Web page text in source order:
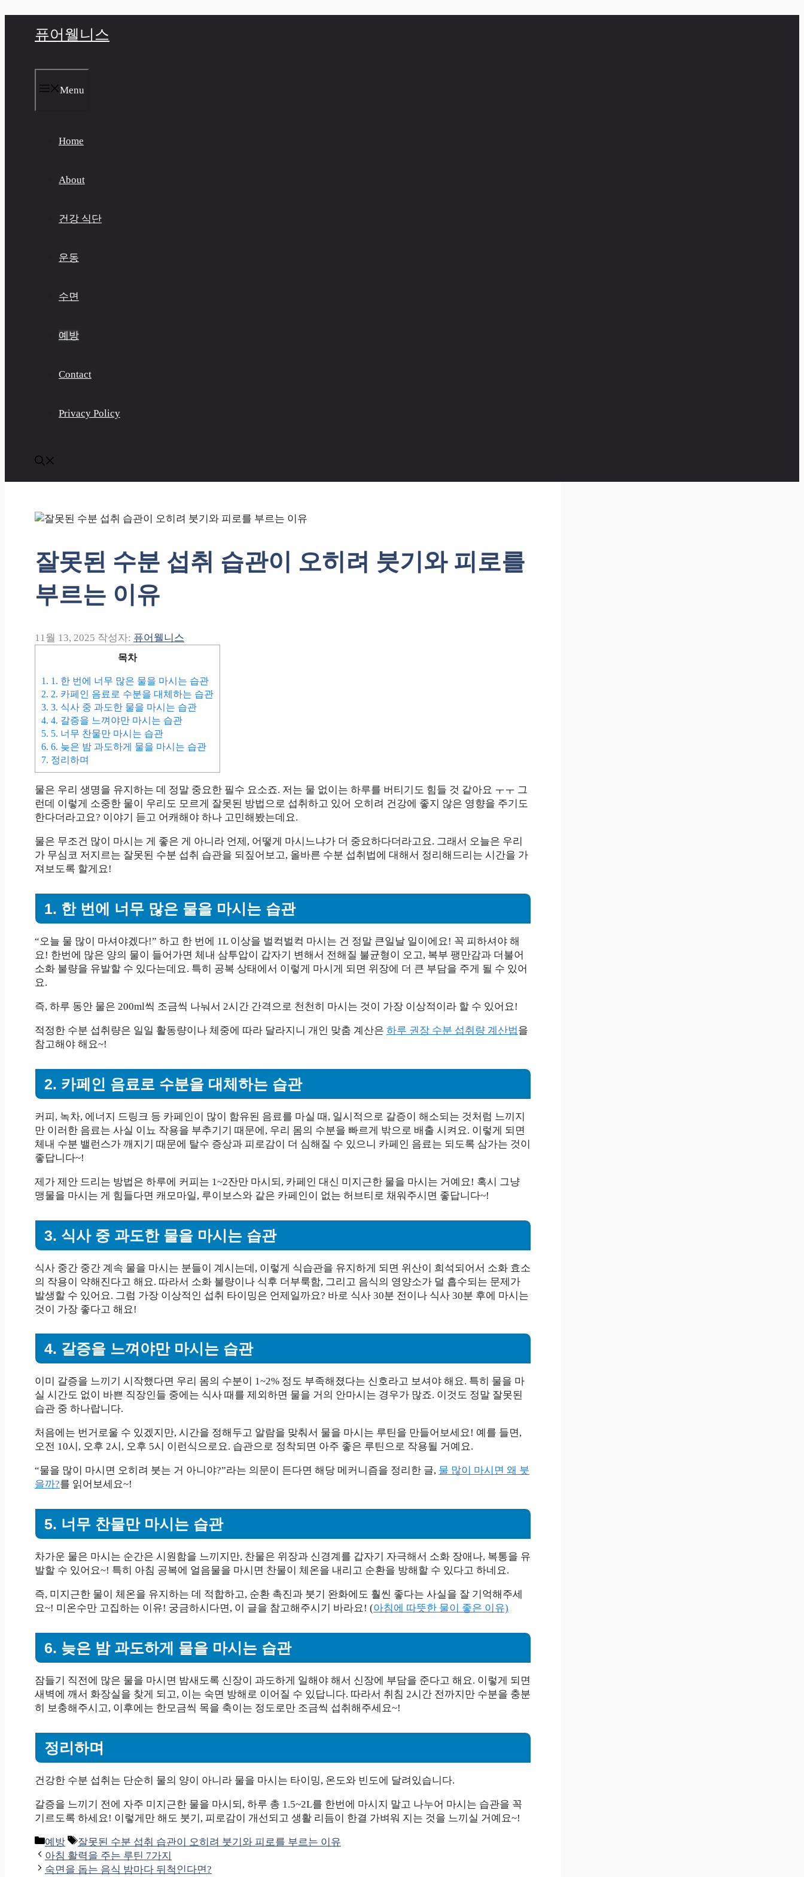
퓨어웰니스
Menu
Home
About
건강 식단
운동
수면
예방
Contact
Privacy Policy
잘못된 수분 섭취 습관이 오히려 붓기와 피로를
부르는 이유
11월 13, 2025 작성자: 퓨어웰니스
목차
1. 1. 한 번에 너무 많은 물을 마시는 습관
2. 2. 카페인 음료로 수분을 대체하는 습관
3. 3. 식사 중 과도한 물을 마시는 습관
4. 4. 갈증을 느껴야만 마시는 습관
5. 5. 너무 찬물만 마시는 습관
6. 6. 늦은 밤 과도하게 물을 마시는 습관
7. 정리하며
물은 우리 생명을 유지하는 데 정말 중요한 필수 요소죠. 저는 물 없이는 하루를 버티기도 힘들 것 같아요 ㅜㅜ 그
런데 이렇게 소중한 물이 우리도 모르게 잘못된 방법으로 섭취하고 있어 오히려 건강에 좋지 않은 영향을 주기도
한다더라고요? 이야기 듣고 어캐해야 하나 고민해봤는데요.
물은 무조건 많이 마시는 게 좋은 게 아니라 언제, 어떻게 마시느냐가 더 중요하다더라고요. 그래서 오늘은 우리
가 무심코 저지르는 잘못된 수분 섭취 습관을 되짚어보고, 올바른 수분 섭취법에 대해서 정리해드리는 시간을 가
져보도록 할게요!
1. 한 번에 너무 많은 물을 마시는 습관
“오늘 물 많이 마셔야겠다!” 하고 한 번에 1L 이상을 벌컥벌컥 마시는 건 정말 큰일날 일이에요! 꼭 피하셔야 해
요! 한번에 많은 양의 물이 들어가면 체내 삼투압이 갑자기 변해서 전해질 불균형이 오고, 복부 팽만감과 더불어
소화 불량을 유발할 수 있다는데요. 특히 공복 상태에서 이렇게 마시게 되면 위장에 더 큰 부담을 주게 될 수 있어
요.
즉, 하루 동안 물은 200ml씩 조금씩 나눠서 2시간 간격으로 천천히 마시는 것이 가장 이상적이라 할 수 있어요!
적정한 수분 섭취량은 일일 활동량이나 체중에 따라 달라지니 개인 맞춤 계산은 하루 권장 수분 섭취량 계산법을
참고해야 해요~!
2. 카페인 음료로 수분을 대체하는 습관
커피, 녹차, 에너지 드링크 등 카페인이 많이 함유된 음료를 마실 때, 일시적으로 갈증이 해소되는 것처럼 느끼지
만 이러한 음료는 사실 이뇨 작용을 부추기기 때문에, 우리 몸의 수분을 빠르게 밖으로 배출 시켜요. 이렇게 되면
체내 수분 밸런스가 깨지기 때문에 탈수 증상과 피로감이 더 심해질 수 있으니 카페인 음료는 되도록 삼가는 것이
좋답니다~!
제가 제안 드리는 방법은 하루에 커피는 1~2잔만 마시되, 카페인 대신 미지근한 물을 마시는 거예요! 혹시 그냥
맹물을 마시는 게 힘들다면 캐모마일, 루이보스와 같은 카페인이 없는 허브티로 채워주시면 좋답니다~!
3. 식사 중 과도한 물을 마시는 습관
식사 중간 중간 계속 물을 마시는 분들이 계시는데, 이렇게 식습관을 유지하게 되면 위산이 희석되어서 소화 효소
의 작용이 약해진다고 해요. 따라서 소화 불량이나 식후 더부룩함, 그리고 음식의 영양소가 덜 흡수되는 문제가
발생할 수 있어요. 그럼 가장 이상적인 섭취 타이밍은 언제일까요? 바로 식사 30분 전이나 식사 30분 후에 마시는
것이 가장 좋다고 해요!
4. 갈증을 느껴야만 마시는 습관
이미 갈증을 느끼기 시작했다면 우리 몸의 수분이 1~2% 정도 부족해졌다는 신호라고 보셔야 해요. 특히 물을 마
실 시간도 없이 바쁜 직장인들 중에는 식사 때를 제외하면 물을 거의 안마시는 경우가 많죠. 이것도 정말 잘못된
습관 중 하나랍니다.
처음에는 번거로울 수 있겠지만, 시간을 정해두고 알람을 맞춰서 물을 마시는 루틴을 만들어보세요! 예를 들면,
오전 10시, 오후 2시, 오후 5시 이런식으로요. 습관으로 정착되면 아주 좋은 루틴으로 작용될 거예요.
“물을 많이 마시면 오히려 붓는 거 아니야?”라는 의문이 든다면 해당 메커니즘을 정리한 글, 물 많이 마시면 왜 붓
을까?를 읽어보세요~!
5. 너무 찬물만 마시는 습관
차가운 물은 마시는 순간은 시원함을 느끼지만, 찬물은 위장과 신경계를 갑자기 자극해서 소화 장애나, 복통을 유
발할 수 있어요~! 특히 아침 공복에 얼음물을 마시면 찬물이 체온을 내리고 순환을 방해할 수 있다고 하네요.
즉, 미지근한 물이 체온을 유지하는 데 적합하고, 순환 촉진과 붓기 완화에도 훨씬 좋다는 사실을 잘 기억해주세
요~! 미온수만 고집하는 이유! 궁금하시다면, 이 글을 참고해주시기 바라요! (아침에 따뜻한 물이 좋은 이유)
6. 늦은 밤 과도하게 물을 마시는 습관
잠들기 직전에 많은 물을 마시면 밤새도록 신장이 과도하게 일해야 해서 신장에 부담을 준다고 해요. 이렇게 되면
새벽에 깨서 화장실을 찾게 되고, 이는 숙면 방해로 이어질 수 있답니다. 따라서 취침 2시간 전까지만 수분을 충분
히 보충해주시고, 이후에는 한모금씩 목을 축이는 정도로만 조금씩 섭취해주세요~!
정리하며
건강한 수분 섭취는 단순히 물의 양이 아니라 물을 마시는 타이밍, 온도와 빈도에 달려있습니다.
갈증을 느끼기 전에 자주 미지근한 물을 마시되, 하루 총 1.5~2L를 한번에 마시지 말고 나누어 마시는 습관을 꼭
기르도록 하세요! 이렇게만 해도 붓기, 피로감이 개선되고 생활 리듬이 한결 가벼워 지는 것을 느끼실 거예요~!
카
테
고
예방
태
그
잘못된 수분 섭취 습관이 오히려 붓기와 피로를 부르는 이유
아침 활력을 주는 루틴 7가지
숙면을 돕는 음식 밤마다 뒤척인다면?